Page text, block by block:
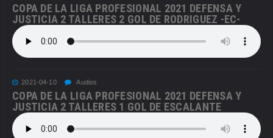
COPA DE LA LIGA PROFESIONAL 2021 DEFENSA Y
JUSTICIA 2 TALLERES 2 GOL DE RODRIGUEZ -EC-
2021-04-10 Audios
COPA DE LA LIGA PROFESIONAL 2021 DEFENSA Y
JUSTICIA 2 TALLERES 1 GOL DE ESCALANTE